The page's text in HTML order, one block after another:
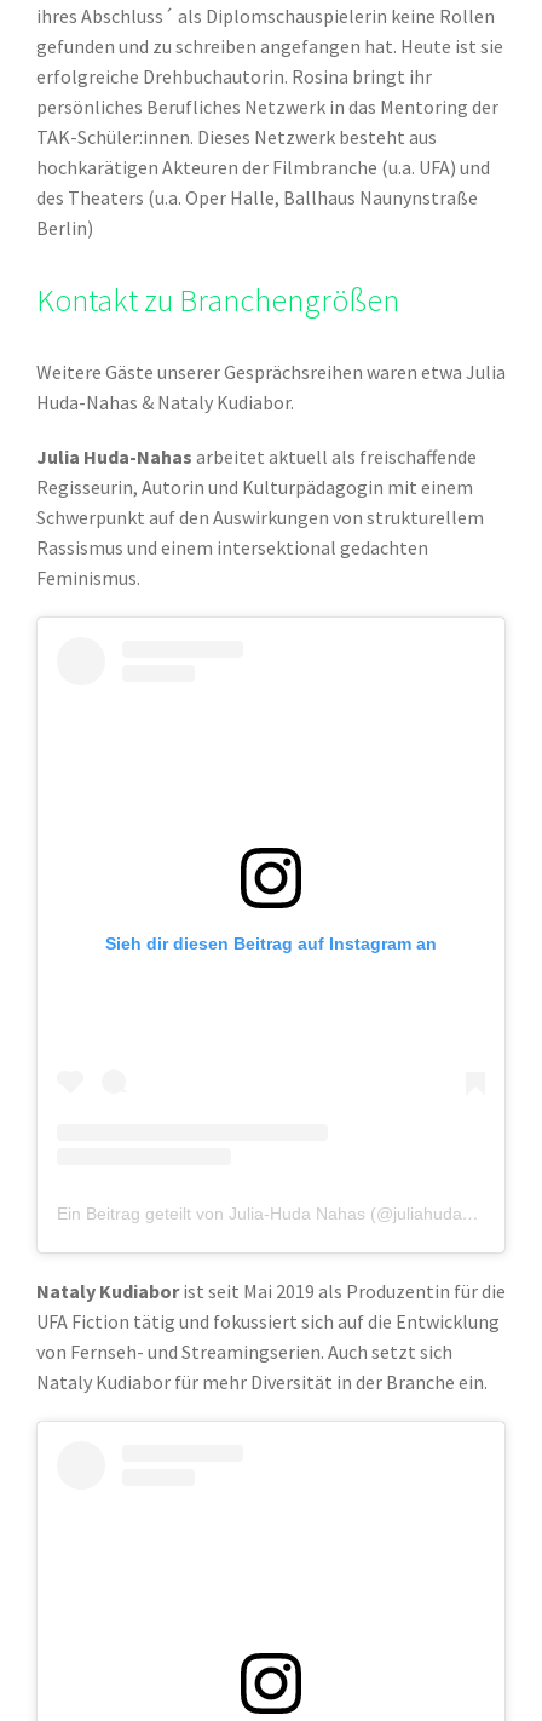
ihres Abschluss´ als Diplomschauspielerin keine Rollen
gefunden und zu schreiben angefangen hat. Heute ist sie
erfolgreiche Drehbuchautorin. Rosina bringt ihr
persönliches Berufliches Netzwerk in das Mentoring der
TAK-Schüler:innen. Dieses Netzwerk besteht aus
hochkarätigen Akteuren der Filmbranche (u.a. UFA) und
des Theaters (u.a. Oper Halle, Ballhaus Naunynstraße
Berlin)
Kontakt zu Branchengrößen
Weitere Gäste unserer Gesprächsreihen waren etwa Julia
Huda-Nahas & Nataly Kudiabor.
Julia Huda-Nahas arbeitet aktuell als freischaffende
Regisseurin, Autorin und Kulturpädagogin mit einem
Schwerpunkt auf den Auswirkungen von strukturellem
Rassismus und einem intersektional gedachten
Feminismus.
Sieh dir diesen Beitrag auf Instagram an
Ein Beitrag geteilt von Julia-Huda Nahas (@juliahudanahas)
Nataly Kudiaborist seit Mai 2019 als Produzentin für die
UFA Fiction tätig und fokussiert sich auf die Entwicklung
von Fernseh- und Streamingserien. Auch setzt sich
Nataly Kudiabor für mehr Diversität in der Branche ein.